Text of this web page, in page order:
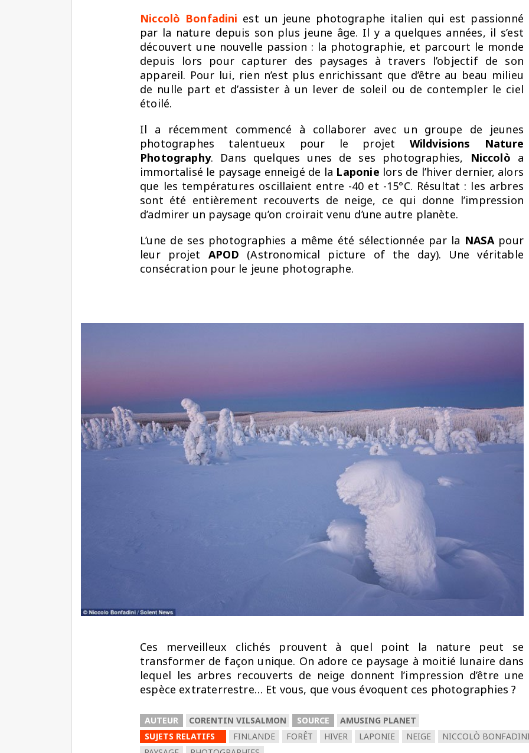
Niccolò Bonfadini est un jeune photographe italien qui est passionné
par la nature depuis son plus jeune âge. Il y a quelques années, il s’est
découvert une nouvelle passion : la photographie, et parcourt le monde
depuis lors pour capturer des paysages à travers l’objectif de son
appareil. Pour lui, rien n’est plus enrichissant que d’être au beau milieu
de nulle part et d’assister à un lever de soleil ou de contempler le ciel
étoilé.
Il a récemment commencé à collaborer avec un groupe de jeunes
photographes talentueux pour le projet Wildvisions Nature
Photography. Dans quelques unes de ses photographies, Niccolò a
immortalisé le paysage enneigé de la Laponie lors de l’hiver dernier, alors
que les températures oscillaient entre -40 et -15°C. Résultat : les arbres
sont été entièrement recouverts de neige, ce qui donne l’impression
d’admirer un paysage qu’on croirait venu d’une autre planète.
L’une de ses photographies a même été sélectionnée par la NASApour
leur projet APOD (Astronomical picture of the day). Une véritable
consécration pour le jeune photographe.
Ces merveilleux clichés prouvent à quel point la nature peut se
transformer de façon unique. On adore ce paysage à moitié lunaire dans
lequel les arbres recouverts de neige donnent l’impression d’être une
espèce extraterrestre… Et vous, que vous évoquent ces photographies ?
AUTEUR CORENTIN VILSALMON SOURCE
AMUSING PLANET
SUJETS RELATIFS
FINLANDE FORÊT HIVER LAPONIE NEIGE
NICCOLÒ